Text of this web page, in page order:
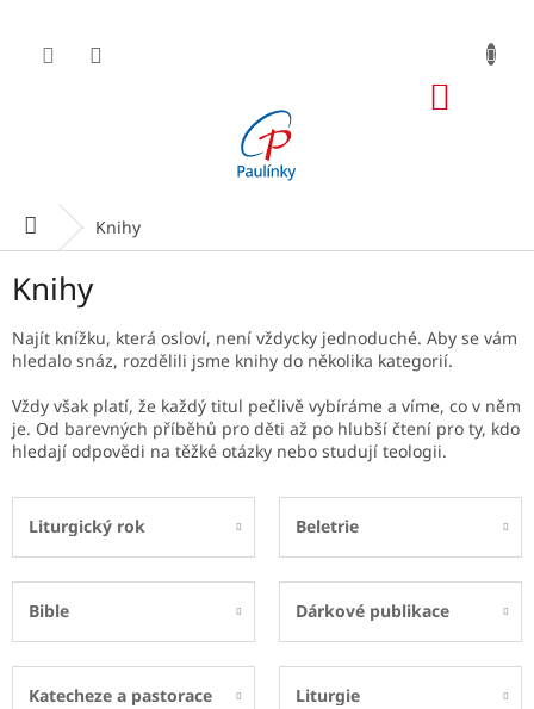
obsah
Domů Knihy
Knihy
Najít knížku, která osloví, není vždycky jednoduché. Aby se vám
hledalo snáz, rozdělili jsme knihy do několika kategorií.
Vždy však platí, že každý titul pečlivě vybíráme a víme, co v něm
je. Od barevných příběhů pro děti až po hlubší čtení pro ty, kdo
hledají odpovědi na těžké otázky nebo studují teologii.
Liturgický rok Beletrie
Bible Dárkové publikace
Katecheze a pastorace Liturgie